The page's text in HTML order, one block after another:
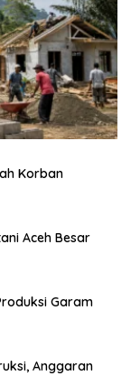
Korban
Aceh Besar
Garam
Anggaran